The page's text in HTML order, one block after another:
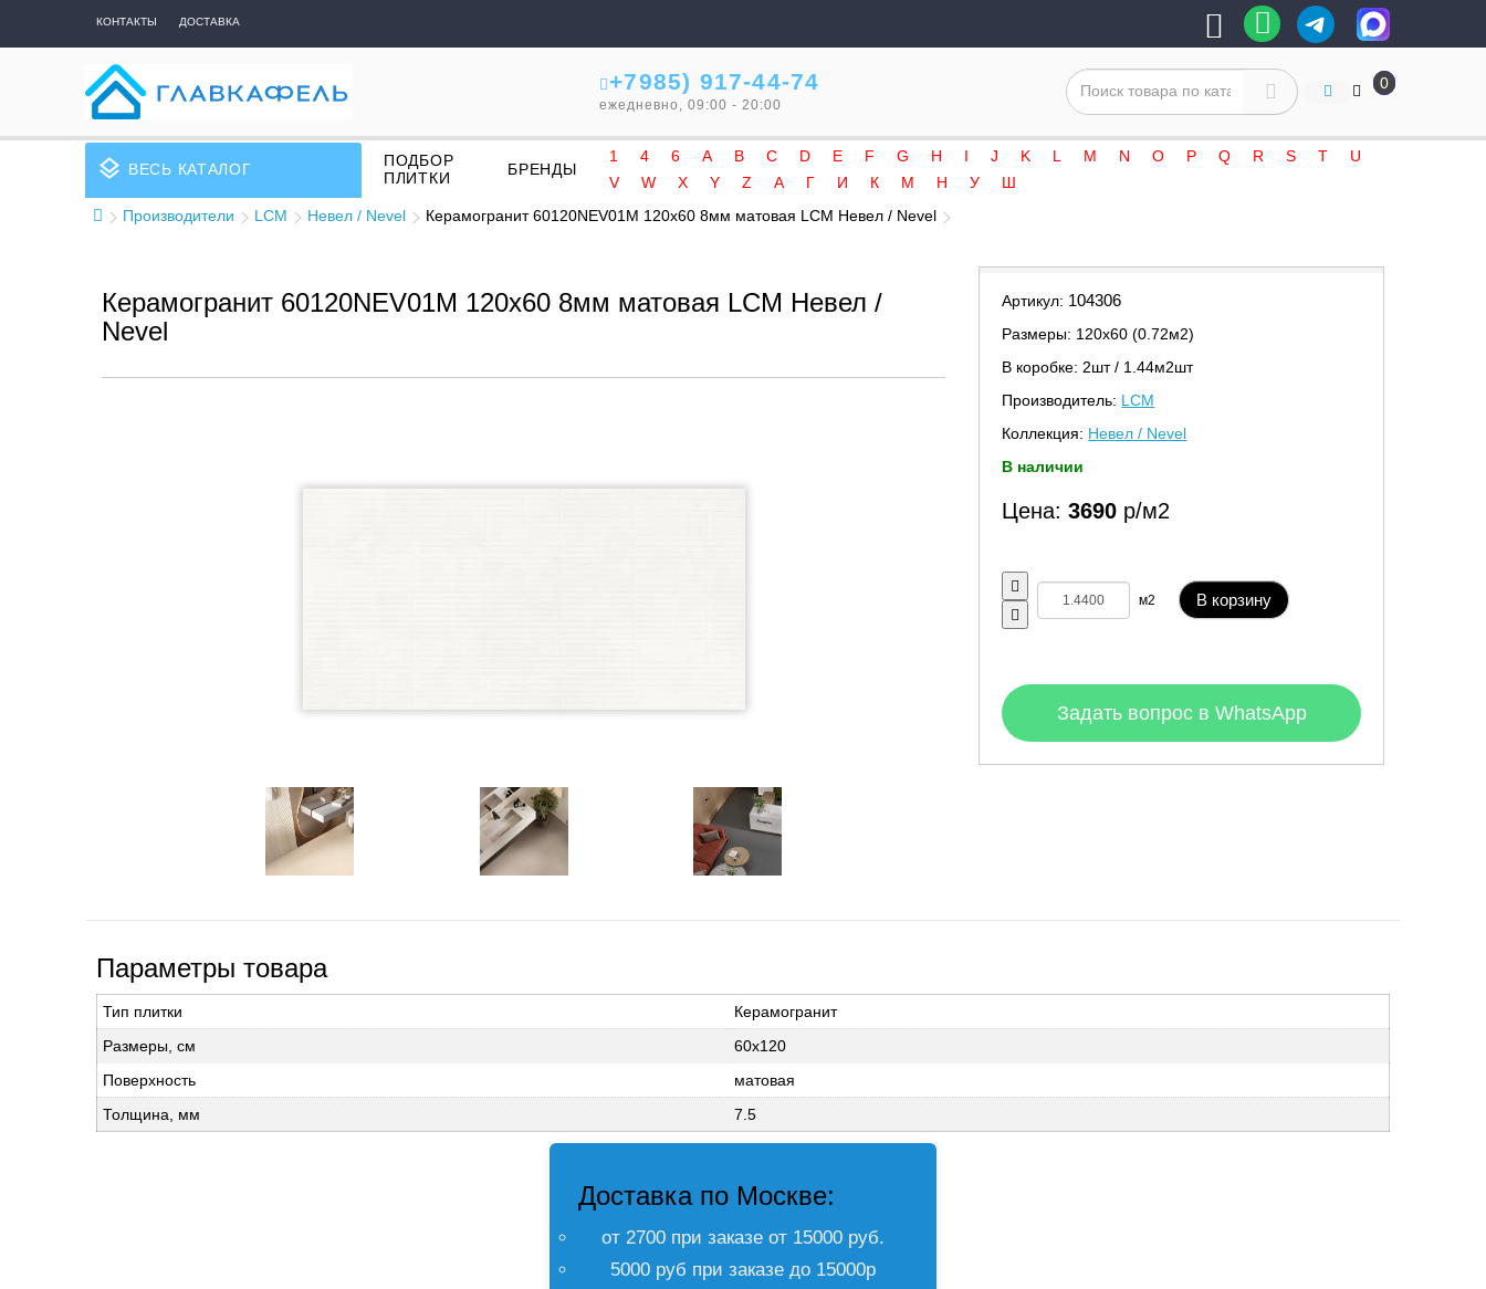
КОНТАКТЫ ДОСТАВКА
+7985) 917-44-74
ежедневно, 09:00 - 20:00
0
layers ВЕСЬ КАТАЛОГ
ПОДБОР
ПЛИТКИ
БРЕНДЫ
1 4 6 A B C D E F G H I J K L M N O P Q R S T
U
V
W X Y Z А Г И К М Н У
Ш
Производители
LCM Невел / Nevel Керамогранит 60120NEV01M 120x60 8мм матовая LCM Невел / Nevel
Керамогранит 60120NEV01M 120x60 8мм матовая LCM Невел /
Nevel
Артикул: 104306
Размеры: 120х60 (0.72м2)
В коробке: 2шт / 1.44м2шт
Производитель: LCM
Коллекция: Невел / Nevel
В наличии
Цена:3690 р/м2
м2 В корзину
Задать вопрос в WhatsApp
Параметры товара
Тип плитки
Керамогранит
Размеры, см
60x120
Поверхность
матовая
Толщина, мм
7.5
Доставка по Москве:
от 2700 при заказе от 15000 руб.
5000 руб при заказе до 15000р